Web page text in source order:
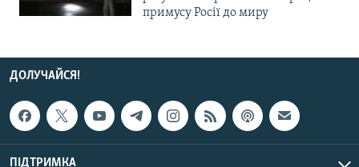
примусу Росії до миру
ДОЛУЧАЙСЯ!
ПІДТРИМКА